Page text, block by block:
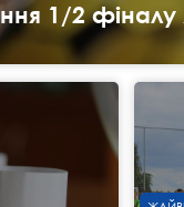
1/2 фіналу